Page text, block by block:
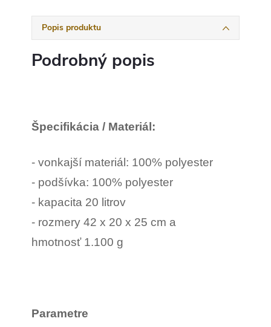
Popis produktu
Podrobný popis
Špecifikácia / Materiál:
- vonkajší materiál: 100% polyester
- podšívka: 100% polyester
- kapacita 20 litrov
- rozmery 42 x 20 x 25 cm a
hmotnosť 1.100 g
Parametre